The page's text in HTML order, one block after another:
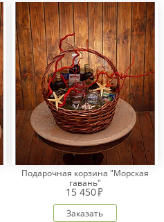
Подарочная корзина "Морская
гавань"
15 450
Заказать